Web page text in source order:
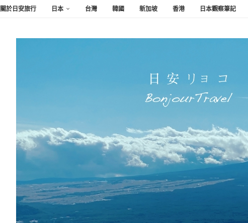
關於日安旅行 日本 台灣 韓國 新加坡 香港 日本觀察筆記